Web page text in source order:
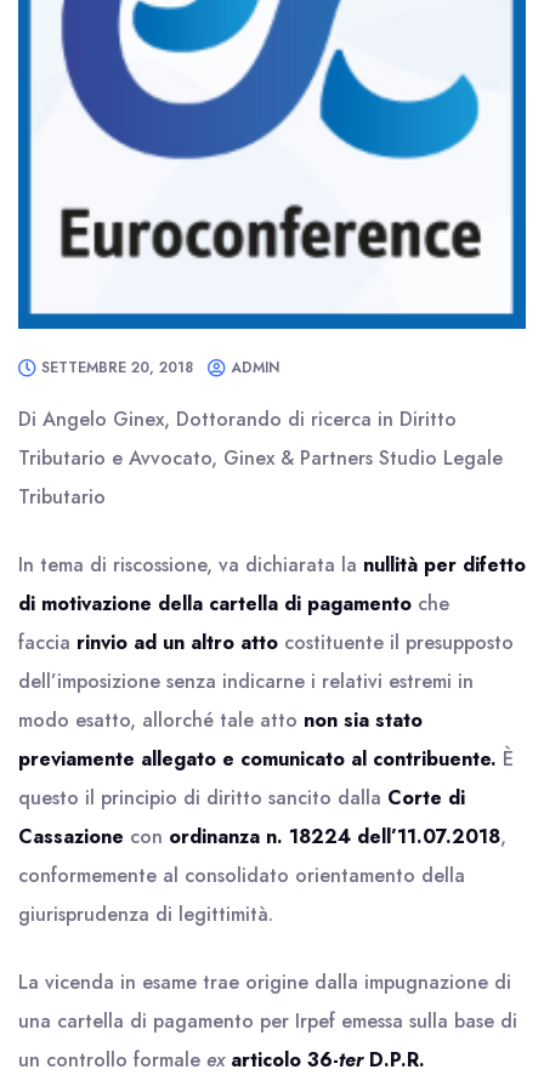
SETTEMBRE 20, 2018 ADMIN
Di Angelo Ginex, Dottorando di ricerca in Diritto
Tributario e Avvocato, Ginex & Partners Studio Legale
Tributario
In tema di riscossione, va dichiarata la nullità per difetto
di motivazione della cartella di pagamento che
faccia rinvio ad un altro atto costituente il presupposto
dell’imposizione senza indicarne i relativi estremi in
modo esatto, allorché tale atto non sia stato
previamente allegato e comunicato al contribuente. È
questo il principio di diritto sancito dalla Corte di
Cassazione con ordinanza n. 18224 dell’11.07.2018,
conformemente al consolidato orientamento della
giurisprudenza di legittimità.
La vicenda in esame trae origine dalla impugnazione di
una cartella di pagamento per Irpef emessa sulla base di
un controllo formale ex articolo 36-terD.P.R.